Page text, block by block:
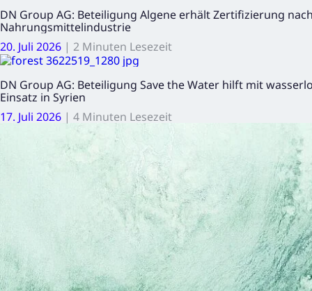
DN Group AG: Beteiligung Algene erhält Zertifizierung
Nahrungsmittelindustrie
20. Juli 2026 | 2 Minuten Lesezeit
DN Group AG: Beteiligung Save the Water hilft mit
Einsatz in Syrien
17. Juli 2026 | 4 Minuten Lesezeit